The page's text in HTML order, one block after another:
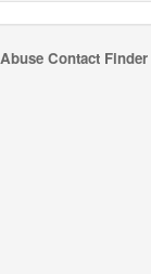
Abuse Contact Finder